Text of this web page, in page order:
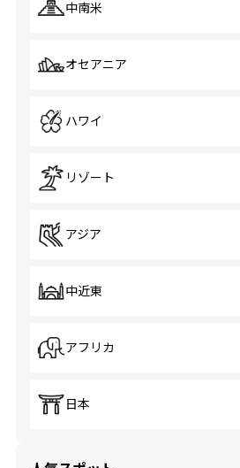
中南米
オセアニア
ハワイ
リゾート
アジア
中近東
アフリカ
日本